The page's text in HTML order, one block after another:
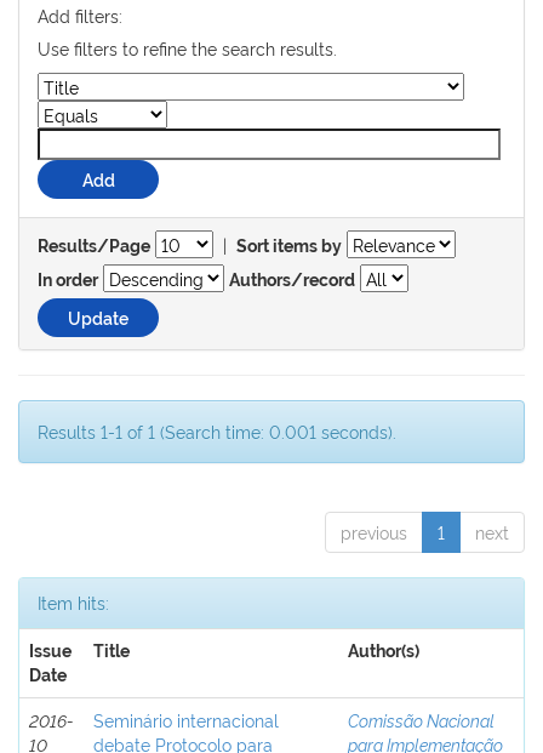
Add filters:
Use filters to refine the search results.
Results/Page | Sort items by
In order
Authors/record
Results 1-1 of 1 (Search time: 0.001 seconds).
previous 1 next
Item hits:
Issue
Date
Title Author(s)
2016-
10
Seminário internacional
debate Protocolo para
Comissão Nacional
para Implementação